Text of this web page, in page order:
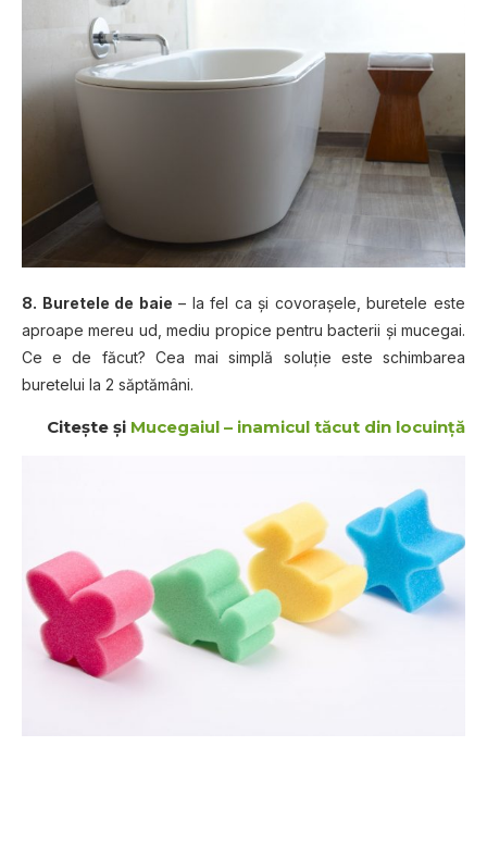
8. Buretele de baie – la fel ca şi covoraşele, buretele este
aproape mereu ud, mediu propice pentru bacterii şi mucegai.
Ce e de făcut? Cea mai simplă soluţie este schimbarea
buretelui la 2 săptămâni.
Citeşte şi Mucegaiul – inamicul tăcut din locuinţă